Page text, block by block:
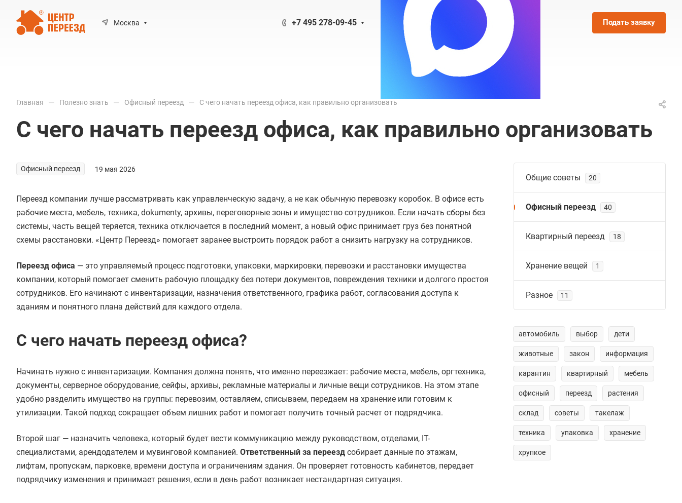
Москва +7 495 278-09-45 Подать заявку
Главная — Полезно знать — Офисный переезд — С чего начать переезд офиса, как правильно организовать
С чего начать переезд офиса, как правильно организовать
Офисный переезд 19 мая 2026
Переезд компании лучше рассматривать как управленческую задачу, а не как обычную перевозку коробок. В офисе есть
рабочие места, мебель, техника, dokumenty, архивы, переговорные зоны и имущество сотрудников. Если начать сборы без
системы, часть вещей теряется, техника отключается в последний момент, а новый офис принимает груз без понятной
схемы расстановки. «Центр Переезд» помогает заранее выстроить порядок работ a снизить нагрузку на сотрудников.
Переезд офиса — это управляемый процесс подготовки, упаковки, маркировки, перевозки и расстановки имущества
компании, который помогает сменить рабочую площадку без потери документов, повреждения техники и долгого простоя
сотрудников. Его начинают с инвентаризации, назначения ответственного, графика работ, согласования доступа к
зданиям и понятного плана действий для каждого отдела.
С чего начать переезд офиса?
Начинать нужно с инвентаризации. Компания должна понять, что именно переезжает: рабочие места, мебель, оргтехника,
документы, серверное оборудование, сейфы, архивы, рекламные материалы и личные вещи сотрудников. На этом этапе
удобно разделить имущество на группы: перевозим, оставляем, списываем, передаем на хранение или готовим к
утилизации. Такой подход сокращает объем лишних работ и помогает получить точный расчет от подрядчика.
Второй шаг — назначить человека, который будет вести коммуникацию между руководством, отделами, IT-
специалистами, арендодателем и мувинговой компанией. Ответственный за переезд собирает данные по этажам,
лифтам, пропускам, парковке, времени доступа и ограничениям здания. Он проверяет готовность кабинетов, передает
подрядчику изменения и принимает решения, если в день работ возникает нестандартная ситуация.
Общие советы 20
Офисный переезд 40
Квартирный переезд 18
Хранение вещей 1
Разное 11
автомобиль выбор дети
животные закон информация
карантин квартирный мебель
офисный переезд растения
склад советы такелаж
техника упаковка хранение
хрупкое